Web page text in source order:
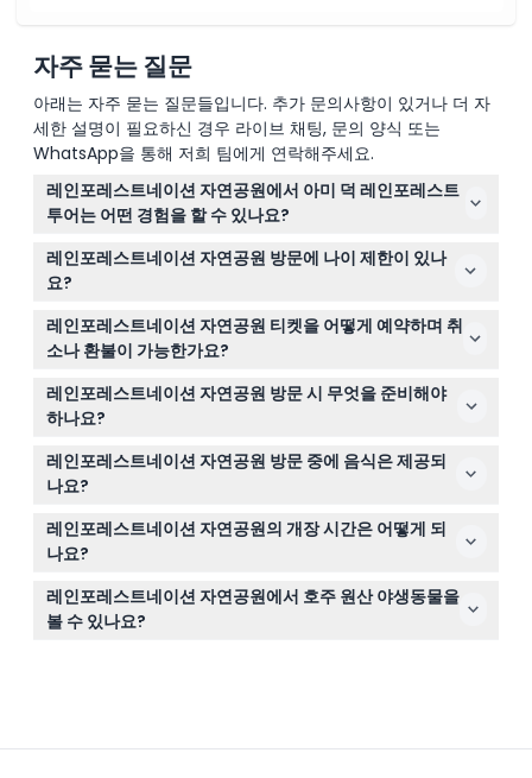
자주 묻는 질문
아래는 자주 묻는 질문들입니다. 추가 문의사항이 있거나 더 자
세한 설명이 필요하신 경우 라이브 채팅, 문의 양식 또는
WhatsApp을 통해 저희 팀에게 연락해주세요.
레인포레스트네이션 자연공원에서 아미 덕 레인포레스트
투어는 어떤 경험을 할 수 있나요?
제2차 세계대전 아미 덕 차량으로 육상과 수상을 모두 여행
하는 45분간의 양륜 차량 투어를 즐기실 수 있으며, 아름다
운 열대우림과 그 속의 야생동물을 가까이서 볼 수 있습니
다(변경될 수 있으니 예약 시 꼭 확인해 주세요).
레인포레스트네이션 자연공원 방문에 나이 제한이 있나
요?
0-3세 어린이는 무료 입장 가능하며, 4-14세 어린이와 15
세 이상의 성인 모두에게 적합해 다양한 나이대의 가족 단
위 방문객에게 완벽한 장소입니다.
레인포레스트네이션 자연공원 티켓을 어떻게 예약하며 취
소나 환불이 가능한가요?
이 웹사이트에서 쉽게 온라인으로 티켓을 예약하실 수 있습
니다. 모든 티켓은 환불 불가 및 취소 불가이므로 날짜와 시
간을 신중히 선택하시기 바랍니다.
레인포레스트네이션 자연공원 방문 시 무엇을 준비해야
하나요?
편안한 워킹화와 열대우림 기후에 적합한 가벼운 옷을 착용
하시고, 자외선 차단제, 모자, 물병을 준비하여 하루 종일 쾌
적하게 지내세요.
레인포레스트네이션 자연공원 방문 중에 음식은 제공되
나요?
네, 공원 내 아웃백 레스토랑에서 점심 및 기타 식사가 제공
되지만, 식사와 음료는 티켓 가격에 포함되어 있지 않습니
다.
레인포레스트네이션 자연공원의 개장 시간은 어떻게 되
나요?
공원은 매일 오전 9시부터 오후 3시까지 운영되며, 모든 체
험을 즐기기에 충분한 시간을 제공합니다(변경될 수 있으
니 예약 시 꼭 확인해 주세요).
레인포레스트네이션 자연공원에서 호주 원산 야생동물을
볼 수 있나요?